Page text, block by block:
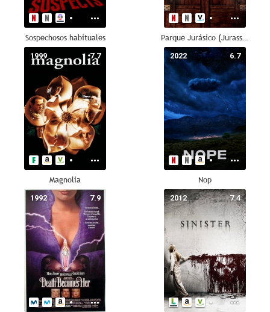
Sospechosos habituales Parque Jurásico (Jurassic Park)
7.7
1999
Magnolia
6.7
2022
Nop
7.9
1992 7.4
2012